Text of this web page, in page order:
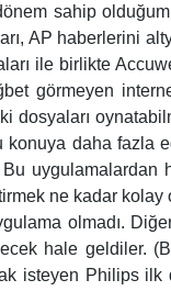
sahip
AP haberlerini
ile birlikte
görmeyen
dosyaları
daha fazla
ne kadar kolay
olmadı.
hale geldiler.
isteyen Philips ilk